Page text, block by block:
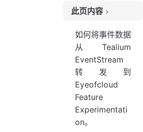
此页内容
后续步骤
如何将事件数据
从 Tealium
EventStream
转发到
Eyeofcloud
Feature
Experimentati
on。